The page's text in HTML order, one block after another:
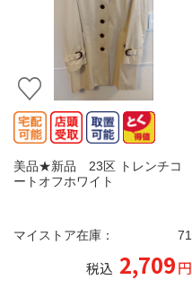
美品★新品 23区 トレンチコ
ートオフホワイト
マイストア在庫： 71
税込 2,709円